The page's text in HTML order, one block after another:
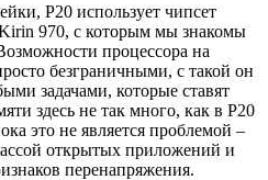
P20 использует чипсет
Kirin 970, с которым мы знакомы
процессора на
безграничными, с такой он
задачами, которые ставят
здесь не так много, как в P20
это не является проблемой –
открытых приложений и
перенапряжения.